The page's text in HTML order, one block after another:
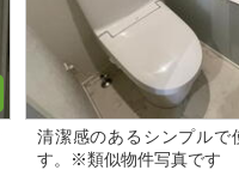
清潔感のあるシンプルで
す。※類似物件写真です